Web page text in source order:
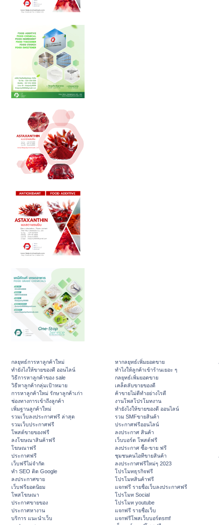
กลยุทธ์การหาลูกค้าใหม่
ทํายังไงให้ขายของดี ออนไลน์
วิธีการหาลูกค้าของ sale
วิธีหาลูกค้ากลุ่มเป้าหมาย
การหาลูกค้าใหม่ รักษาลูกค้าเก่า
ช่องทางการเข้าถึงลูกค้า
เพิ่มฐานลูกค้าใหม่
รวมเว็บลงประกาศฟรี ล่าสุด
รวมเว็บประกาศฟรี
โพสต์ขายของฟรี
ลงโฆษณาสินค้าฟรี
โฆษณาฟรี
ประกาศฟรี
เว็บฟรีไม่จำกัด
ทำ SEO ติด Google
ลงประกาศขาย
เว็บฟรียอดนิยม
โพสโฆษณา
ประกาศขายของ
ประกาศหางาน
บริการ แนะนำเว็บ
หากลยุทธ์เพิ่มยอดขาย
ทําไงให้ลูกค้าเข้าร้านเยอะ ๆ
กลยุทธ์เพิ่มยอดขาย
เคล็ดลับขายของดี
ค้าขายไม่ดีทำอย่างไรดี
งานโพสโปรโมทงาน
ทํายังไงให้ขายของดี ออนไลน์
รวม SMFขายสินค้า
ประกาศฟรีออนไลน์
ลงประกาศ สินค้า
เว็บบอร์ด โพสต์ฟรี
ลงประกาศ ซื้อ-ขาย ฟรี
ชุมชนคนไอทีขายสินค้า
ลงประกาศฟรีใหม่ๆ 2023
โปรโมทธุรกิจฟรี
โปรโมทสินค้าฟรี
แจกฟรี รายชื่อเว็บลงประกาศฟรี
โปรโมท Social
โปรโมท youtube
แจกฟรี รายชื่อเว็บ
แจกฟรีโพสเว็บบอร์ดsmf